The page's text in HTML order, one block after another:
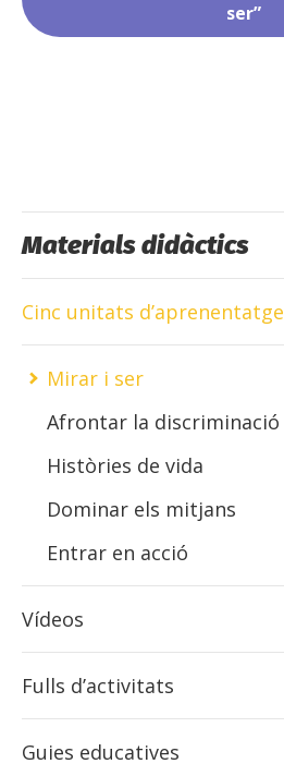
ser”
Materials didàctics
Cinc unitats d’aprenentatge
Mirar i ser
Afrontar la discriminació
Històries de vida
Dominar els mitjans
Entrar en acció
Vídeos
Fulls d’activitats
Guies educatives